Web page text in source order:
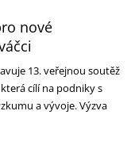
nové
13. veřejnou soutěž
cílí na podniky s
a vývoje. Výzva